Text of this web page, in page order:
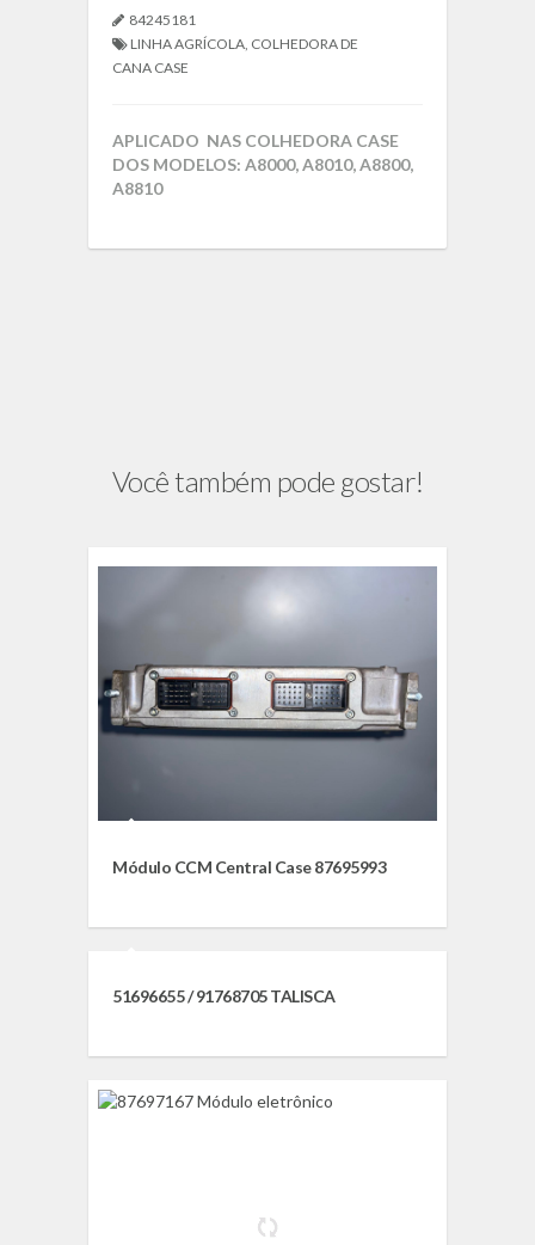
84245181
LINHA AGRÍCOLA COLHEDORA DE
CANA CASE
APLICADO NAS COLHEDORA CASE
DOS MODELOS: A8000, A8010, A8800,
A8810
Você também pode gostar!
Módulo CCM Central Case 87695993
51696655 / 91768705 TALISCA